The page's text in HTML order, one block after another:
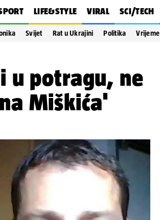
LIFE&STYLE VIRAL SCI/TECH
Svijet Rat u Ukrajini Politika Vrijeme
u potragu, ne
Miškića'